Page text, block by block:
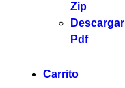
Zip
Descargar
Pdf
Carrito